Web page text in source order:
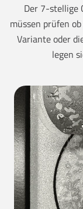
Der 7-stellige
müssen prüfen
Variante oder
legen